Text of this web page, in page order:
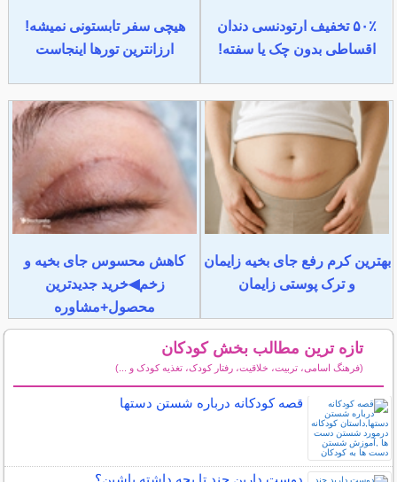
۵۰٪ تخفیف ارتودنسی دندان
اقساطی بدون چک یا سفته!
هیچی سفر تابستونی نمیشه!
ارزانترین تورها اینجاست
بهترین کرم رفع جای بخیه زایمان
و ترک پوستی زایمان
کاهش محسوس جای بخیه و
زخم◀خرید جدیدترین
محصول+مشاوره
تازه ترین مطالب بخش کودکان
(فرهنگ اسامی، تربیت، خلاقیت، رفتار کودک، تغذیه کودک و ...)
قصه کودکانه درباره شستن دستها
دوست دارین چند تا بچه داشته باشین؟